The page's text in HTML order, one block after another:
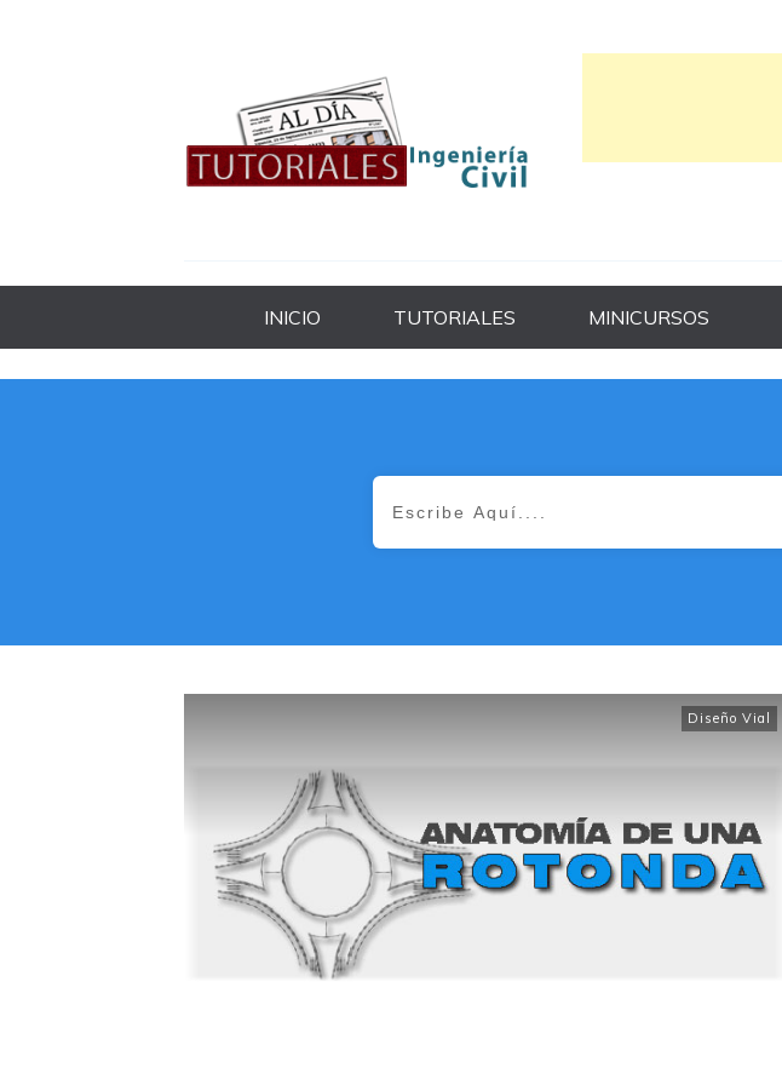
INICIO TUTORIALES MINICURSOS
Diseño Vial